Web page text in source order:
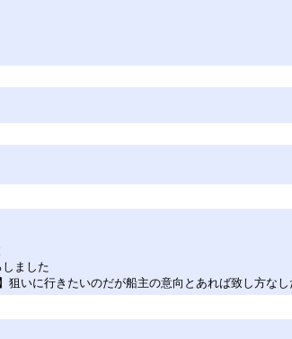
ました
いに行きたいのだが船主の意向とあれば致し方な